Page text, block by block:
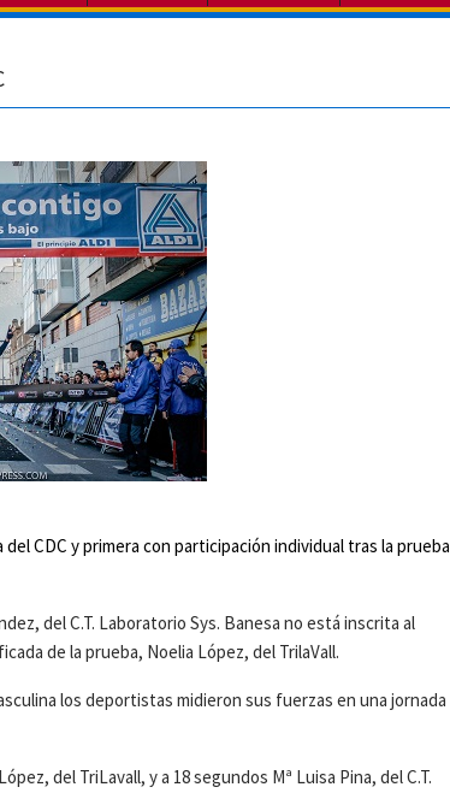
CDC y primera con participación individual tras la prueba
del C.T. Laboratorio Sys. Banesa no está inscrita al
de la prueba, Noelia López, del TrilaVall.
los deportistas midieron sus fuerzas en una jornada
del TriLavall, y a 18 segundos Mª Luisa Pina, del C.T.